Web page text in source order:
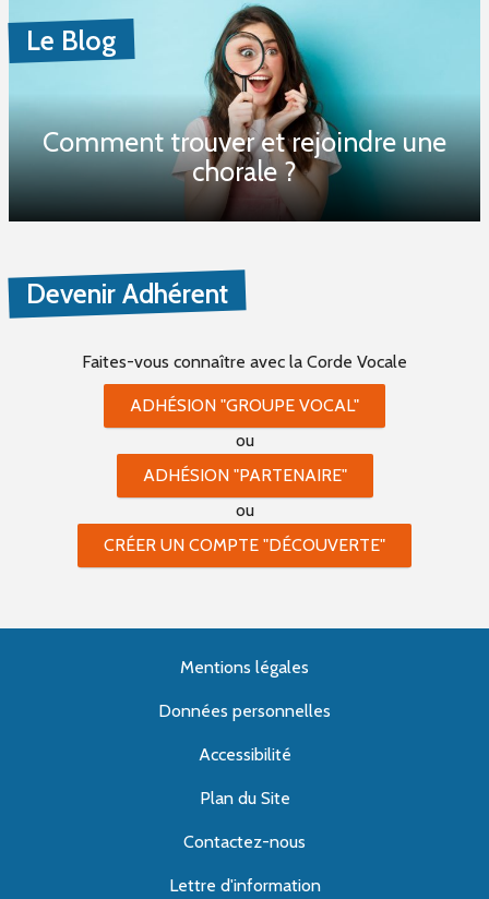
Le Blog
Comment trouver et rejoindre une
chorale ?
Devenir Adhérent
Faites-vous connaître avec la Corde Vocale
ADHÉSION "GROUPE VOCAL"
ou
ADHÉSION "PARTENAIRE"
ou
CRÉER UN COMPTE "DÉCOUVERTE"
Mentions légales
Données personnelles
Accessibilité
Plan du Site
Contactez-nous
Lettre d'information